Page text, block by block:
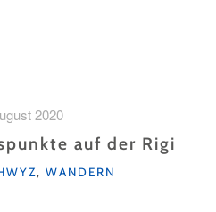
2020
auf der Rigi
, WANDERN